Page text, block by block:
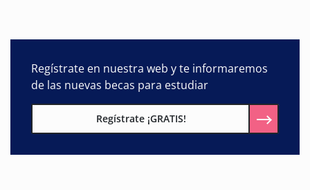
Regístrate en nuestra web y te informaremos
de las nuevas becas para estudiar
Regístrate ¡GRATIS!